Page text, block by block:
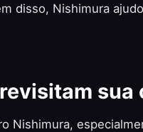
disso, Nishimura
sua
Nishimura,